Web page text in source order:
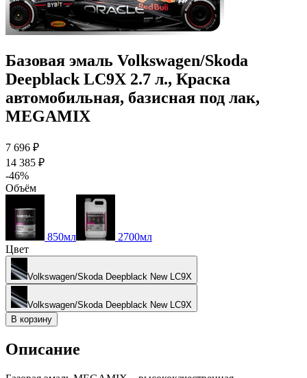
Базовая эмаль Volkswagen/Skoda
Deepblack LC9X 2.7 л., Краска
автомобильная, базисная под лак,
MEGAMIX
7 696 ₽
14 385 ₽
-46%
Объём
850мл
2700мл
Цвет
Volkswagen/Skoda Deepblack New LC9X
Volkswagen/Skoda Deepblack New LC9X
В корзину
Описание